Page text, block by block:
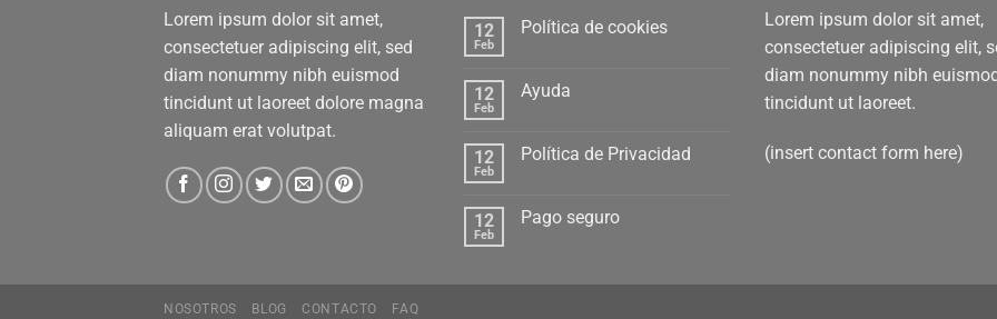
Lorem ipsum dolor sit amet,
consectetuer adipiscing elit, sed
diam nonummy nibh euismod
tincidunt ut laoreet dolore magna
aliquam erat volutpat.
12
Feb
Política de cookies
12
Feb
Ayuda
12
Feb
Política de Privacidad
12
Feb
Pago seguro
Lorem ipsum dolor sit amet,
consectetuer adipiscing elit,
diam nonummy nibh
tincidunt ut laoreet.
(insert contact form here)
NOSOTROS BLOG CONTACTO FAQ